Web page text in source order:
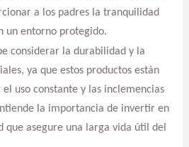
a los padres la tranquilidad
un entorno protegido.
considerar la durabilidad y la
ya que estos productos están
uso constante y las inclemencias
la importancia de invertir en
que asegure una larga vida útil del